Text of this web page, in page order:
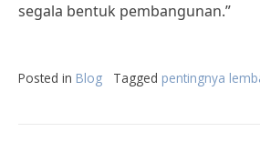
segala bentuk pembangunan.”
Posted in Blog Tagged pentingnya